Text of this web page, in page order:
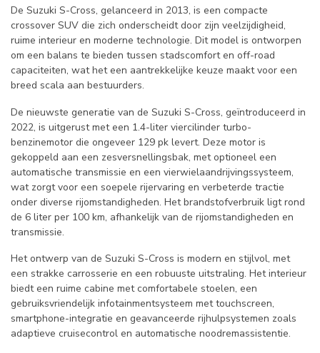
De Suzuki S-Cross, gelanceerd in 2013, is een compacte
crossover SUV die zich onderscheidt door zijn veelzijdigheid,
ruime interieur en moderne technologie. Dit model is ontworpen
om een balans te bieden tussen stadscomfort en off-road
capaciteiten, wat het een aantrekkelijke keuze maakt voor een
breed scala aan bestuurders.
De nieuwste generatie van de Suzuki S-Cross, geïntroduceerd in
2022, is uitgerust met een 1.4-liter viercilinder turbo-
benzinemotor die ongeveer 129 pk levert. Deze motor is
gekoppeld aan een zesversnellingsbak, met optioneel een
automatische transmissie en een vierwielaandrijvingssysteem,
wat zorgt voor een soepele rijervaring en verbeterde tractie
onder diverse rijomstandigheden. Het brandstofverbruik ligt rond
de 6 liter per 100 km, afhankelijk van de rijomstandigheden en
transmissie.
Het ontwerp van de Suzuki S-Cross is modern en stijlvol, met
een strakke carrosserie en een robuuste uitstraling. Het interieur
biedt een ruime cabine met comfortabele stoelen, een
gebruiksvriendelijk infotainmentsysteem met touchscreen,
smartphone-integratie en geavanceerde rijhulpsystemen zoals
adaptieve cruisecontrol en automatische noodremassistentie.